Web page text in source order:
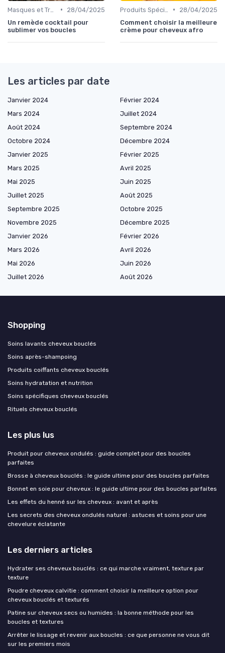
•
28/04/2025
Un remède cocktail pour
sublimer vos boucles
•
28/04/2025
Comment choisir la meilleure
crème pour cheveux afro
Les articles par date
Janvier 2024
Février 2024
Mars 2024
Juillet 2024
Août 2024
Septembre 2024
Octobre 2024
Décembre 2024
Janvier 2025
Février 2025
Mars 2025
Avril 2025
Mai 2025
Juin 2025
Juillet 2025
Août 2025
Septembre 2025
Octobre 2025
Novembre 2025
Décembre 2025
Janvier 2026
Février 2026
Mars 2026
Avril 2026
Mai 2026
Juin 2026
Juillet 2026
Août 2026
Shopping
Soins lavants cheveux bouclés
Soins après-shampoing
Produits coiffants cheveux bouclés
Soins hydratation et nutrition
Soins spécifiques cheveux bouclés
Rituels cheveux bouclés
Les plus lus
Produit pour cheveux ondulés : guide complet pour des boucles
parfaites
Brosse à cheveux bouclés : le guide ultime pour des boucles parfaites
Bonnet en soie pour cheveux : le guide ultime pour des boucles parfaites
Les effets du henné sur les cheveux : avant et après
Les secrets des cheveux ondulés naturel : astuces et soins pour une
chevelure éclatante
Les derniers articles
Hydrater ses cheveux bouclés : ce qui marche vraiment, texture par
texture
Poudre cheveux calvitie : comment choisir la meilleure option pour
cheveux bouclés et texturés
Patine sur cheveux secs ou humides : la bonne méthode pour les
boucles et textures
Arrêter le lissage et revenir aux boucles : ce que personne ne vous dit
sur les premiers mois